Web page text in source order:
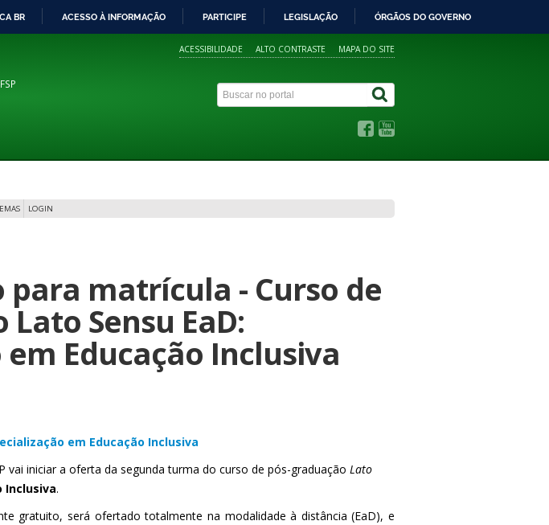
BR ACESSO À INFORMAÇÃO PARTICIPE LEGISLAÇÃO ÓRGÃOS DO GOVERNO
ACESSIBILIDADE ALTO CONTRASTE MAPA DO SITE
LOGIN
para matrícula - Curso de
Sensu EaD:
em Educação Inclusiva
em Educação Inclusiva
vai iniciar a oferta da segunda turma do curso de pós-graduação Lato
Inclusiva.
gratuito, será ofertado totalmente na modalidade à distância (EaD), e